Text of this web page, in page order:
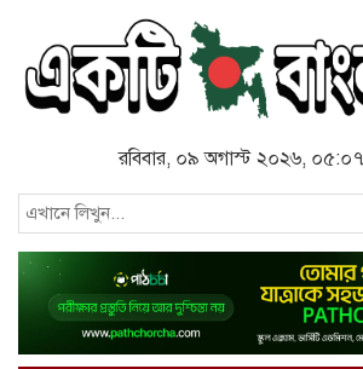
রবিবার, ০৯ অগাস্ট ২০২৬,